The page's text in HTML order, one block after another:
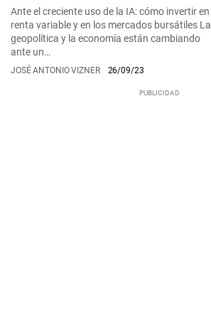
Ante el creciente uso de la IA: cómo invertir en
renta variable y en los mercados bursátiles La
geopolítica y la economía están cambiando
ante un…
JOSÉ ANTONIO VIZNER 26/09/23